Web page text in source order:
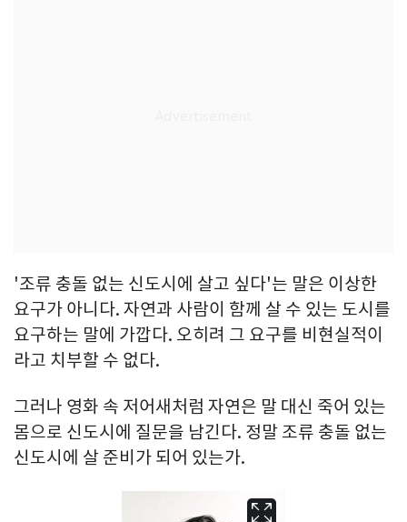
'조류 충돌 없는 신도시에 살고 싶다'는 말은 이상한
요구가 아니다. 자연과 사람이 함께 살 수 있는 도시를
요구하는 말에 가깝다. 오히려 그 요구를 비현실적이
라고 치부할 수 없다.
그러나 영화 속 저어새처럼 자연은 말 대신 죽어 있는
몸으로 신도시에 질문을 남긴다. 정말 조류 충돌 없는
신도시에 살 준비가 되어 있는가.